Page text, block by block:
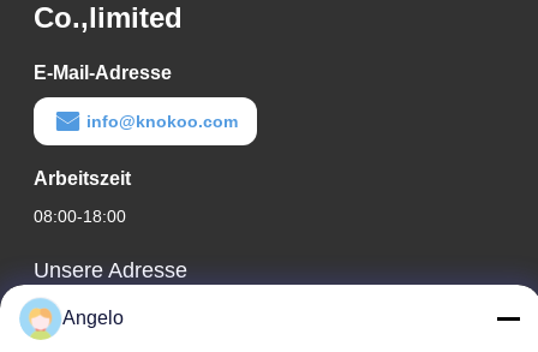
Co.,limited
E-Mail-Adresse
info@knokoo.com
Arbeitszeit
08:00-18:00
Unsere Adresse
Firmenadresse
Angelo